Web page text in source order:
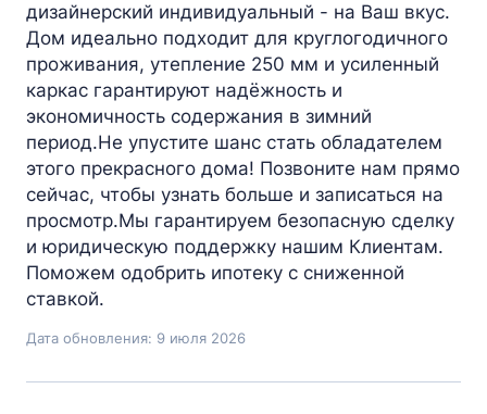
дизайнерский индивидуальный - на Ваш вкус.
Дом идеально подходит для круглогодичного
проживания, утепление 250 мм и усиленный
каркас гарантируют надёжность и
экономичность содержания в зимний
период.Не упустите шанс стать обладателем
этого прекрасного дома! Позвоните нам прямо
сейчас, чтобы узнать больше и записаться на
просмотр.Мы гарантируем безопасную сделку
и юридическую поддержку нашим Клиентам.
Поможем одобрить ипотеку с сниженной
ставкой.
Дата обновления: 9 июля 2026